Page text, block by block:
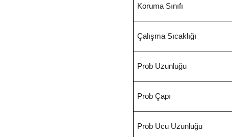
Koruma Sınıfı
Çalışma Sıcaklığı
Prob Uzunluğu
Prob Çapı
Prob Ucu Uzunluğu